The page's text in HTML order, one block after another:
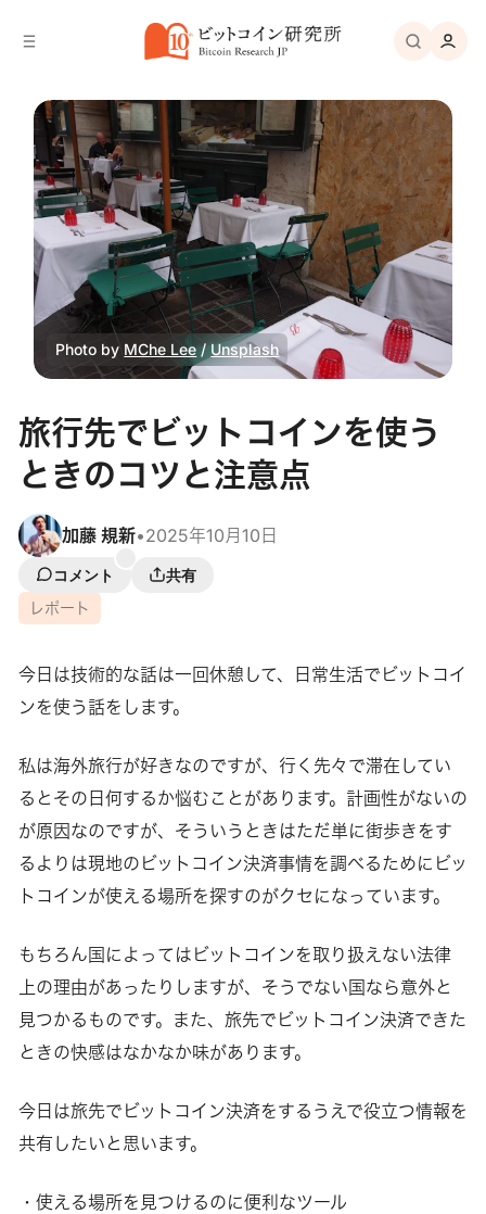
Photo by MChe Lee / Unsplash
旅行先でビットコインを使う
ときのコツと注意点
加藤 規新•2025年10月10日
コメント
共有
レポート
今日は技術的な話は一回休憩して、日常生活でビットコイ
ンを使う話をします。
私は海外旅行が好きなのですが、行く先々で滞在してい
るとその日何するか悩むことがあります。計画性がないの
が原因なのですが、そういうときはただ単に街歩きをす
るよりは現地のビットコイン決済事情を調べるためにビッ
トコインが使える場所を探すのがクセになっています。
もちろん国によってはビットコインを取り扱えない法律
上の理由があったりしますが、そうでない国なら意外と
見つかるものです。また、旅先でビットコイン決済できた
ときの快感はなかなか味があります。
今日は旅先でビットコイン決済をするうえで役立つ情報を
共有したいと思います。
・使える場所を見つけるのに便利なツール